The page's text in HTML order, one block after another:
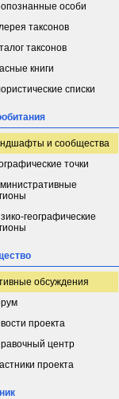
особи
таксонов
таксонов
книги
списки
и сообщества
точки
географические
обсуждения
проекта
центр
проекта